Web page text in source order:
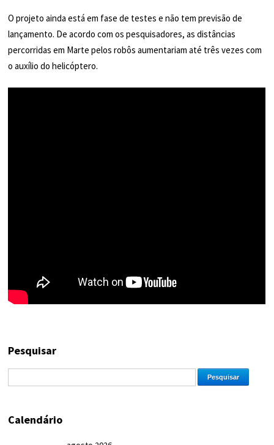
O projeto ainda está em fase de testes e não tem previsão de
lançamento. De acordo com os pesquisadores, as distâncias
percorridas em Marte pelos robôs aumentariam até três vezes com
o auxílio do helicóptero.
Pesquisar
Calendário